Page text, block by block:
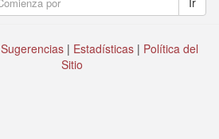
Sugerencias | Estadísticas | Política del
Sitio